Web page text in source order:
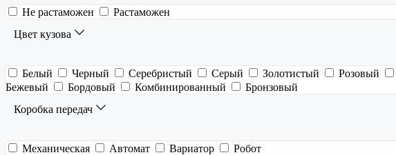
Не растаможен
Растаможен
Цвет кузова
Белый Черный Серебристый Серый Золотистый Розовый
Бежевый
Бордовый Комбинированный
Бронзовый
Коробка передач
Механическая Автомат Вариатор
Робот